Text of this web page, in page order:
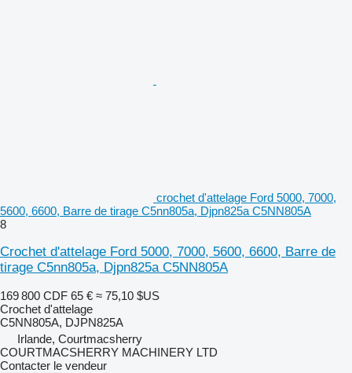
crochet d'attelage Ford 5000, 7000,
5600, 6600, Barre de tirage C5nn805a, Djpn825a C5NN805A
8
Crochet d'attelage Ford 5000, 7000, 5600, 6600, Barre de
tirage C5nn805a, Djpn825a C5NN805A
169 800 CDF 65 € ≈ 75,10 $US
Crochet d'attelage
C5NN805A, DJPN825A
Irlande, Courtmacsherry
COURTMACSHERRY MACHINERY LTD
Contacter le vendeur